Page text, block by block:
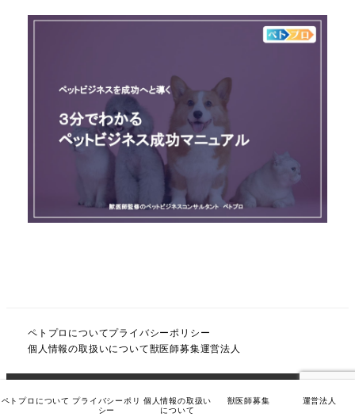
ペトプロについてプライバシーポリシー
個人情報の取扱いについて獣医師募集運営法人
獣医師監修のコンサルティング ペトプロ all right
reserved
ペトプロについて プライバシーポリ
シー
個人情報の取扱い
について
獣医師募集 運営法人